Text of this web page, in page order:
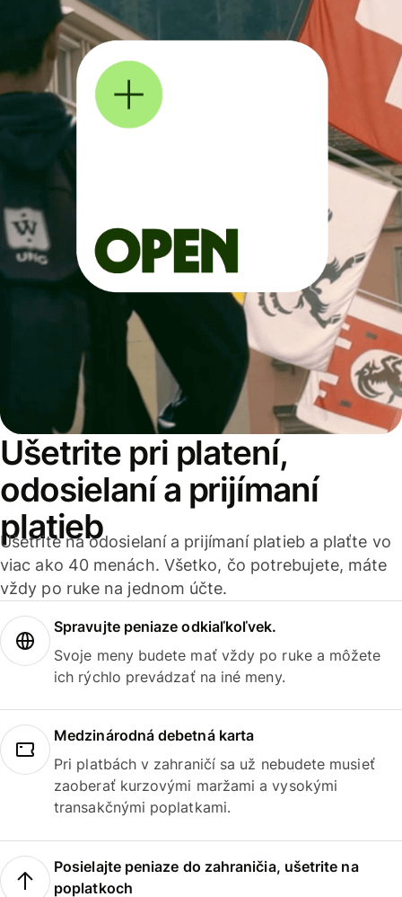
Ušetrite pri platení,
odosielaní a prijímaní
platieb
Ušetrite na odosielaní a prijímaní platieb a plaťte vo
viac ako 40 menách. Všetko, čo potrebujete, máte
vždy po ruke na jednom účte.
Spravujte peniaze odkiaľkoľvek.
Svoje meny budete mať vždy po ruke a môžete
ich rýchlo prevádzať na iné meny.
Medzinárodná debetná karta
Pri platbách v zahraničí sa už nebudete musieť
zaoberať kurzovými maržami a vysokými
transakčnými poplatkami.
Posielajte peniaze do zahraničia, ušetrite na
poplatkoch